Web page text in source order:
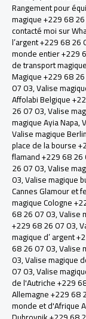
Rangement pour
magique +229 68
contacté moi sur
l’argent +229 68 26
monde entier +229
de transport
Magique +229 68
07 03,Valise
Affolabi Belgique
26 07 03,Valise
magique Ayia Napa,
Valise magique
place de la bourse
flamand +229 68 26
26 07 03,Valise
03,Valise magique
Cannes Glamour et
magique Cologne
68 26 07 03,Valise
+229 68 26 07 03,
magique d’ argent
68 26 07 03,Valise
03,Valise magique
07 03,Valise
de l'Autriche +229
Allemagne +229 68
monde et d'Afrique